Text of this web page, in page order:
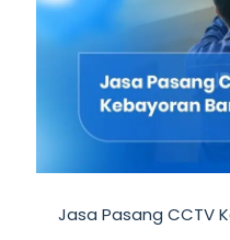
Jasa Pasang CCTV